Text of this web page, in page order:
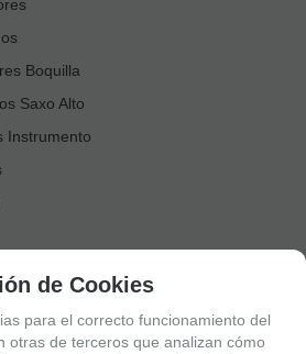
Boquilla
Saxo Alto
Instrumento
Saxo Tenor
de Cookies
para el correcto funcionamiento del
otras de terceros que analizan cómo